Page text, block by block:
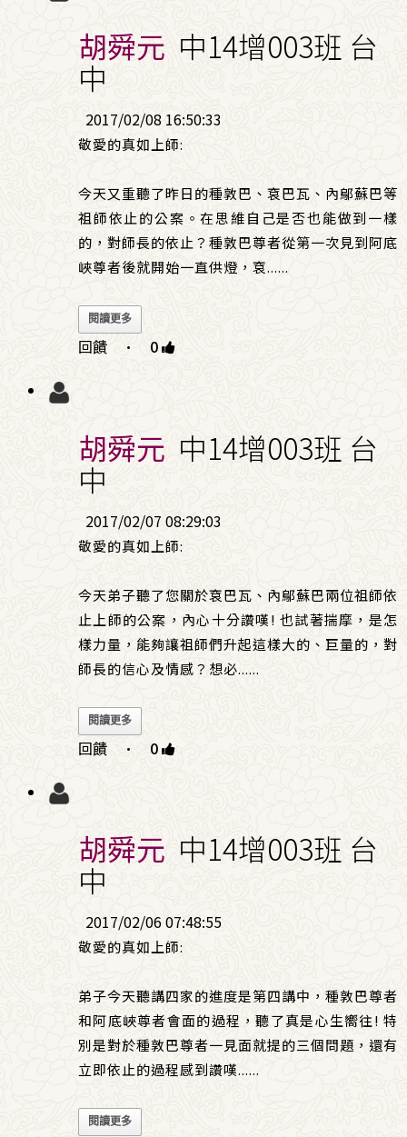
胡舜元 中14增003班 台
中
2017/02/08 16:50:33
敬愛的真如上師:
今天又重聽了昨日的種敦巴、袞巴瓦、內鄔蘇巴等
祖師依止的公案。在思維自己是否也能做到一樣
的，對師長的依止？種敦巴尊者從第一次見到阿底
峽尊者後就開始一直供燈，袞......
閱讀更多
回饋 · 0
胡舜元 中14增003班 台
中
2017/02/07 08:29:03
敬愛的真如上師:
今天弟子聽了您關於袞巴瓦、內鄔蘇巴兩位祖師依
止上師的公案，內心十分讚嘆! 也試著揣摩，是怎
樣力量，能夠讓祖師們升起這樣大的、巨量的，對
師長的信心及情感？想必......
閱讀更多
回饋 · 0
胡舜元 中14增003班 台
中
2017/02/06 07:48:55
敬愛的真如上師:
弟子今天聽講四家的進度是第四講中，種敦巴尊者
和阿底峽尊者會面的過程，聽了真是心生嚮往! 特
別是對於種敦巴尊者一見面就提的三個問題，還有
立即依止的過程感到讚嘆......
閱讀更多